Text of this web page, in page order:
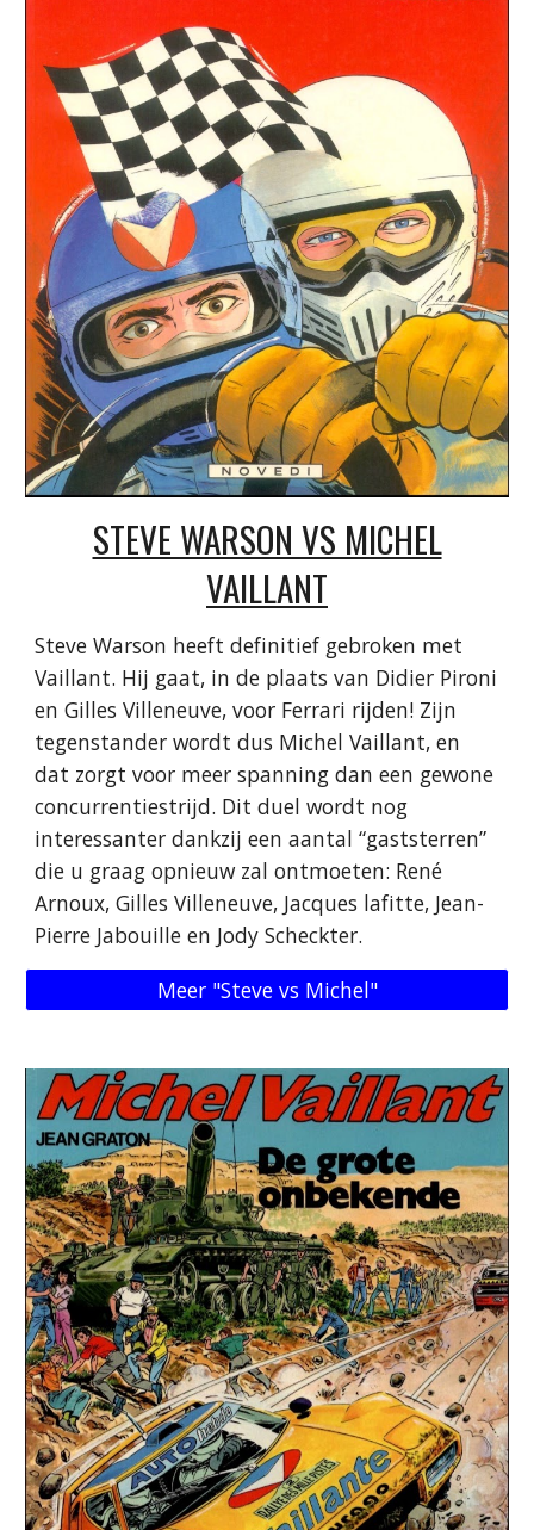
STEVE WARSON VS MICHEL
VAILLANT
Steve Warson heeft definitief gebroken met
Vaillant. Hij gaat, in de plaats van Didier Pironi
en Gilles Villeneuve, voor Ferrari rijden! Zijn
tegenstander wordt dus Michel Vaillant, en
dat zorgt voor meer spanning dan een gewone
concurrentiestrijd. Dit duel wordt nog
interessanter dankzij een aantal “gaststerren”
die u graag opnieuw zal ontmoeten: René
Arnoux, Gilles Villeneuve, Jacques lafitte, Jean-
Pierre Jabouille en Jody Scheckter.
Meer "Steve vs Michel"